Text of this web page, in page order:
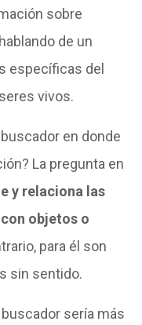
sobre
de un
específicas del
vivos.
en donde
La pregunta en
y relaciona las
objetos o
para él son
sin sentido.
sería más